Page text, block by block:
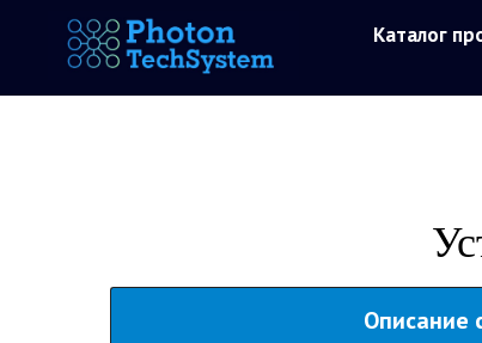
Каталог
Описание